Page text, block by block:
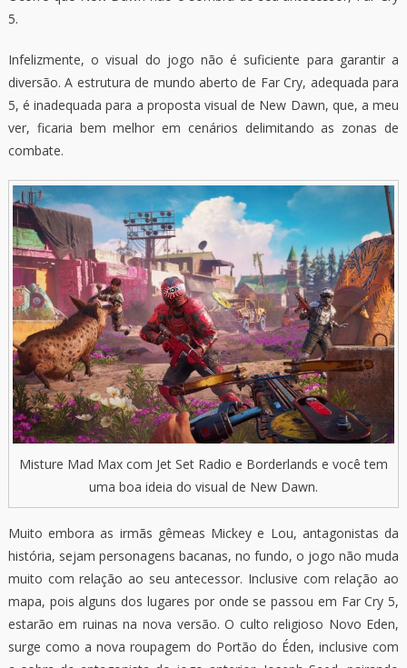
5.
Infelizmente, o visual do jogo não é suficiente para garantir a
diversão. A estrutura de mundo aberto de Far Cry, adequada para
5, é inadequada para a proposta visual de New Dawn, que, a meu
ver, ficaria bem melhor em cenários delimitando as zonas de
combate.
Misture Mad Max com Jet Set Radio e Borderlands e você tem
uma boa ideia do visual de New Dawn.
Muito embora as irmãs gêmeas Mickey e Lou, antagonistas da
história, sejam personagens bacanas, no fundo, o jogo não muda
muito com relação ao seu antecessor. Inclusive com relação ao
mapa, pois alguns dos lugares por onde se passou em Far Cry 5,
estarão em ruinas na nova versão. O culto religioso Novo Eden,
surge como a nova roupagem do Portão do Éden, inclusive com